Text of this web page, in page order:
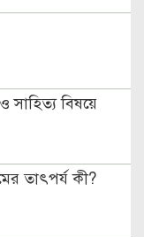
সাহিত্য বিষয়ে
তাৎপর্য কী?